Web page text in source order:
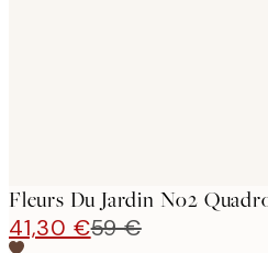
Fleurs Du Jardin No2
41,30 €59 €